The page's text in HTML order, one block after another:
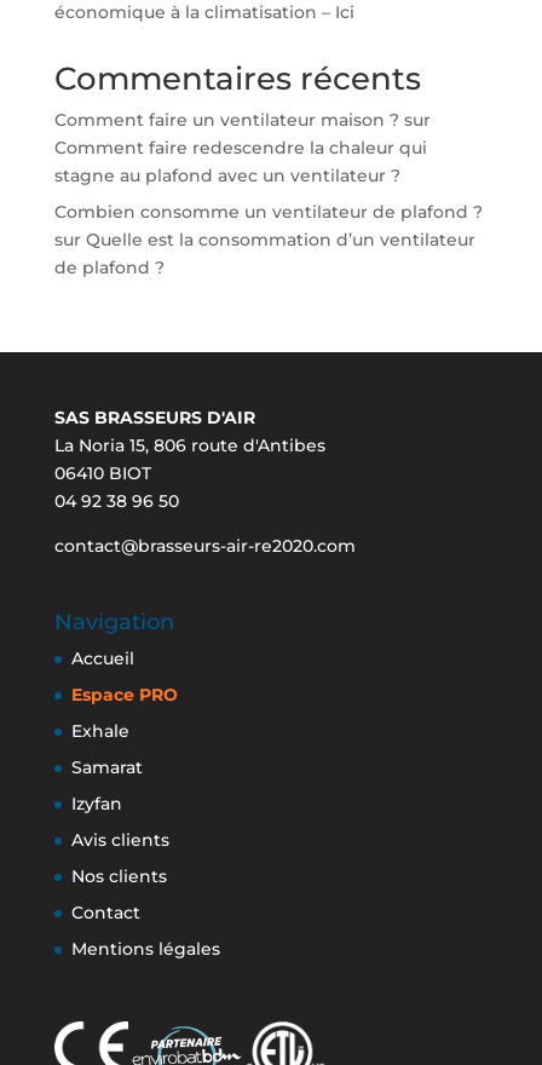
économique à la climatisation – Ici
Commentaires récents
Comment faire un ventilateur maison ? sur
Comment faire redescendre la chaleur qui
stagne au plafond avec un ventilateur ?
Combien consomme un ventilateur de plafond ?
sur Quelle est la consommation d’un ventilateur
de plafond ?
SAS BRASSEURS D'AIR
La Noria 15, 806 route d'Antibes
06410 BIOT
04 92 38 96 50
contact@brasseurs-air-re2020.com
Navigation
Accueil
Espace PRO
Exhale
Samarat
Izyfan
Avis clients
Nos clients
Contact
Mentions légales